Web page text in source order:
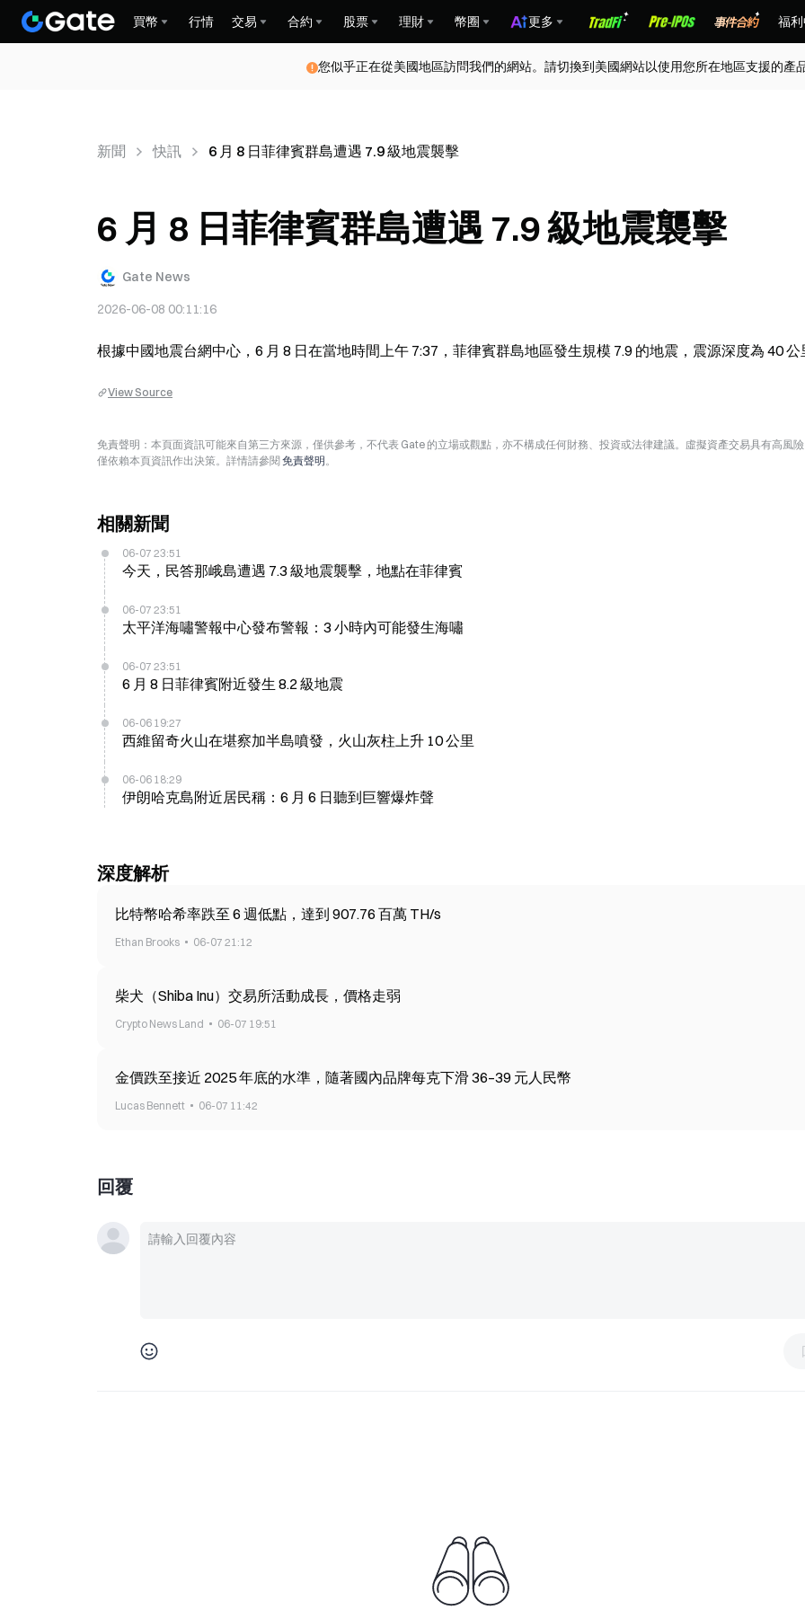
買幣 行情 交易 合約 股票 理財 幣圈 更多 福
您似乎正在從美國地區訪問我們的網站。請切換到美國網站以使用您所在地區支援的產
新聞 快訊 6 月 8 日菲律賓群島遭遇 7.9 級地震襲擊
6 月 8 日菲律賓群島遭遇 7.9 級地震襲擊
Gate News
2026-06-08 00:11:16
根據中國地震台網中心，6 月 8 日在當地時間上午 7:37，菲律賓群島地區發生規模 7.9 的地震，震源深度為 40 公
View Source
免責聲明：本頁面資訊可能來自第三方來源，僅供參考，不代表 Gate 的立場或觀點，亦不構成任何財務、投資或法律建議。虛擬資產交易具有高風
僅依賴本頁資訊作出決策。詳情請參閱 免責聲明。
相關新聞
06-07 23:51
今天，民答那峨島遭遇 7.3 級地震襲擊，地點在菲律賓
06-07 23:51
太平洋海嘯警報中心發布警報：3 小時內可能發生海嘯
06-07 23:51
6 月 8 日菲律賓附近發生 8.2 級地震
06-06 19:27
西維留奇火山在堪察加半島噴發，火山灰柱上升 10 公里
06-06 18:29
伊朗哈克島附近居民稱：6 月 6 日聽到巨響爆炸聲
深度解析
比特幣哈希率跌至 6 週低點，達到 907.76 百萬 TH/s
Ethan Brooks 06-07 21:12
柴犬（Shiba Inu）交易所活動成長，價格走弱
Crypto News Land 06-07 19:51
金價跌至接近 2025 年底的水準，隨著國內品牌每克下滑 36–39 元人民幣
Lucas Bennett 06-07 11:42
回覆